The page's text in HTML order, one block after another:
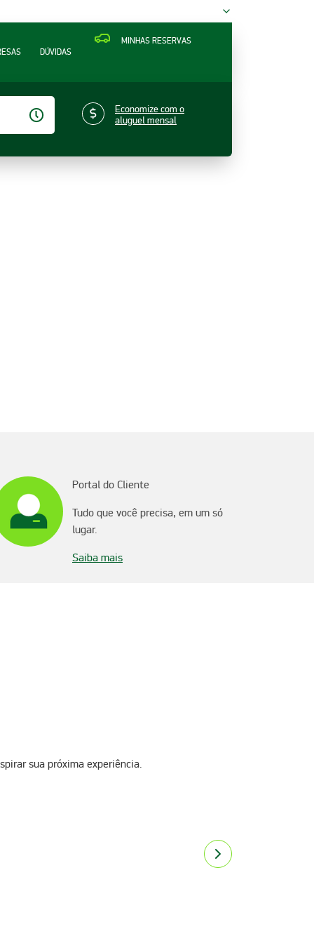
MINHAS RESERVAS
DÚVIDAS
Economize com o
aluguel mensal
Portal do Cliente
Tudo que você precisa, em um só
lugar.
Saiba mais
sua próxima experiência.